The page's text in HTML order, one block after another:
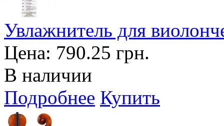
Увлажнитель для
Цена: 790.25 грн.
В наличии
Подробнее Купить